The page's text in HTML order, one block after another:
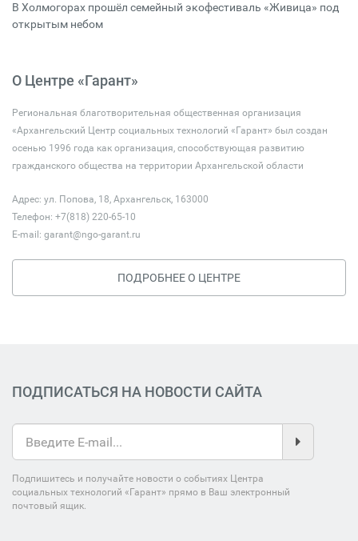
В Холмогорах прошёл семейный экофестиваль «Живица» под
открытым небом
О Центре «Гарант»
Региональная благотворительная общественная организация
«Архангельский Центр социальных технологий «Гарант» был создан
осенью 1996 года как организация, способствующая развитию
гражданского общества на территории Архангельской области
Адрес: ул. Попова, 18, Архангельск, 163000
Телефон: +7(818) 220-65-10
E-mail: garant@ngo-garant.ru
ПОДРОБНЕЕ О ЦЕНТРЕ
ПОДПИСАТЬСЯ НА НОВОСТИ САЙТА
Подпишитесь и получайте новости о событиях Центра
социальных технологий «Гарант» прямо в Ваш электронный
почтовый ящик.